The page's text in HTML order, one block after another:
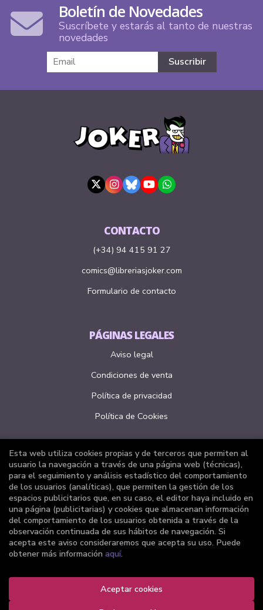
Boletín de Novedades
Suscríbete y estarás al tanto de nuestras
novedades
CONTACTO
(+34) 94 415 91 27
comics@libreriasjoker.com
Formulario de contacto
PÁGINAS LEGALES
Aviso legal
Condiciones de venta
Política de privacidad
Política de Cookies
ATENCIÓN AL CLIENTE
Quiénes somos
Pedidos especiales
Formulario de desistimiento
Librería Joker. Todos los Derechos Reservados |
Esta web utiliza cookies propias y de terceros que permiten al
usuario la navegación a través de una página web (técnicas),
para el seguimiento y análisis estadístico del comportamiento
de los usuarios (analíticas), que permiten la gestión de los
espacios publicitarios que, en su caso, el editor haya incluido en
una página (publicitarias) y cookies que almacenan información
del comportamiento de los usuarios obtenida a través de la
observación continuada de sus hábitos de navegación. Si
acepta este aviso consideraremos que acepta su uso. Puede
obtener más información aquí.
Aceptar cookies